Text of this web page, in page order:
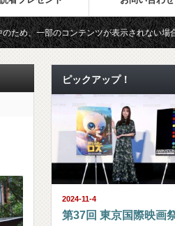
表示されない場合があります。（一時的
ピックアップ！
2024-11-4
第37回 東京国際映画